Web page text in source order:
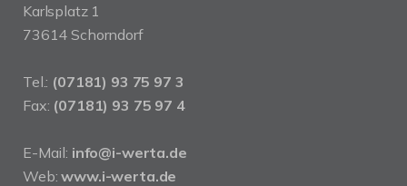
Karlsplatz 1
73614 Schorndorf
Tel.: (07181) 93 75 97 3
Fax: (07181) 93 75 97 4
E-Mail: info@i-werta.de
Web:www.i-werta.de